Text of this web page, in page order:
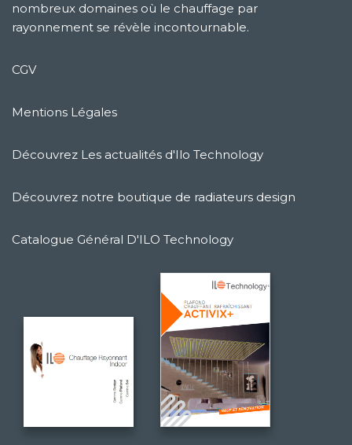
nombreux domaines où le chauffage par
rayonnement se révèle incontournable.
CGV
Mentions Légales
Découvrez Les actualités d'Ilo Technology
Découvrez notre boutique de radiateurs design
Catalogue Général D'ILO Technology